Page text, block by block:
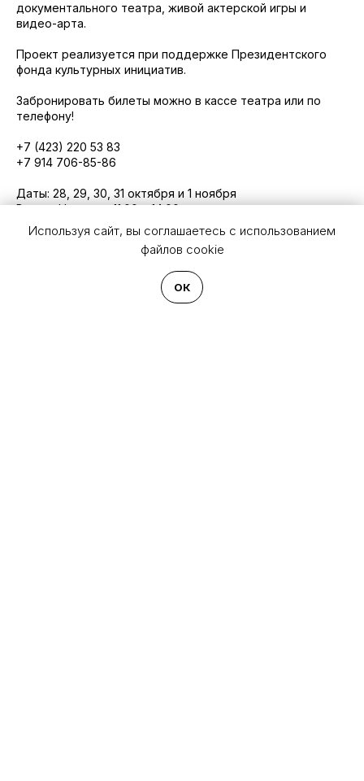
Используя сайт, вы соглашаетесь с использованием
файлов cookie
ОК
документального театра, живой актерской игры и
видео-арта.
Проект реализуется при поддержке Президентского
фонда культурных инициатив.
Забронировать билеты можно в кассе театра или по
телефону!
+7 (423) 220 53 83
+7 914 706-85-86
Даты: 28, 29, 30, 31 октября и 1 ноября
Время: Начало в 11:00 и 14:00